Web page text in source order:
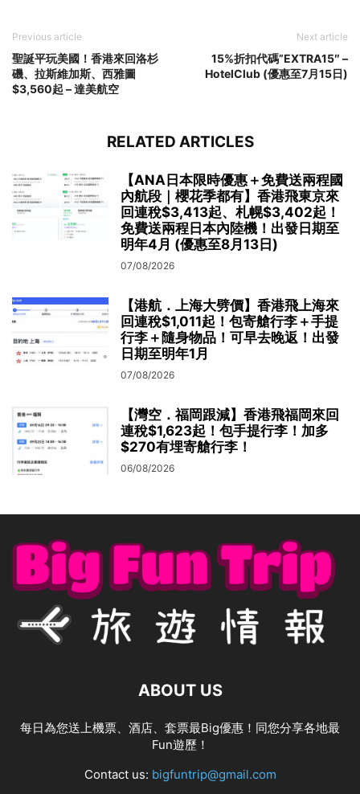
Previous article
聖誕平玩美國！香港來回洛杉
磯、拉斯維加斯、西雅圖
$3,560起 – 達美航空
Next article
15%折扣代碼”EXTRA15″ –
HotelClub (優惠至7月15日)
RELATED ARTICLES
【ANA日本限時優惠＋免費送兩程國
內航段｜櫻花季都有】香港飛東京來
回連稅$3,413起、札幌$3,402起！
免費送兩程日本內陸機！出發日期至
明年4月 (優惠至8月13日)
07/08/2026
【港航．上海大劈價】香港飛上海來
回連稅$1,011起！包寄艙行李＋手提
行李＋隨身物品！可早去晚返！出發
日期至明年1月
07/08/2026
【灣空．福岡跟減】香港飛福岡來回
連稅$1,623起！包手提行李！加多
$270有埋寄艙行李！
06/08/2026
ABOUT US
每日為您送上機票、酒店、套票最Big優惠！同您分享各地最
Fun遊歷！
Contact us: bigfuntrip@gmail.com